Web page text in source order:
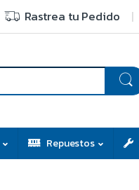
Rastrea tu Pedido
Repuestos